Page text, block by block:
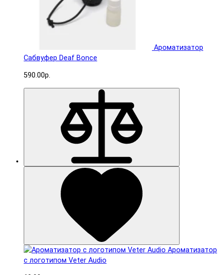
Ароматизатор
Сабвуфер Deaf Bonce
590.00р.
Ароматизатор
с логотипом Veter Audio